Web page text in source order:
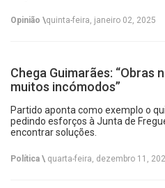
Opinião \quinta-feira, janeiro 02, 2025
Chega Guimarães: “Obras
muitos incómodos”
Partido aponta como exemplo o
pedindo esforços à Junta de
encontrar soluções.
Política \ quarta-feira, dezembro 11,